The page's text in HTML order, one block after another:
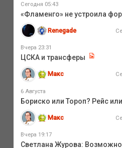
Сегодня 05:43
«Фламенго» не устроила
Renegade
Вчера 23:31
ЦСКА и трансферы
Макс
6 Августа
Бориско или Тороп? Рейс
Макс
Вчера 19:17
Светлана Журова: